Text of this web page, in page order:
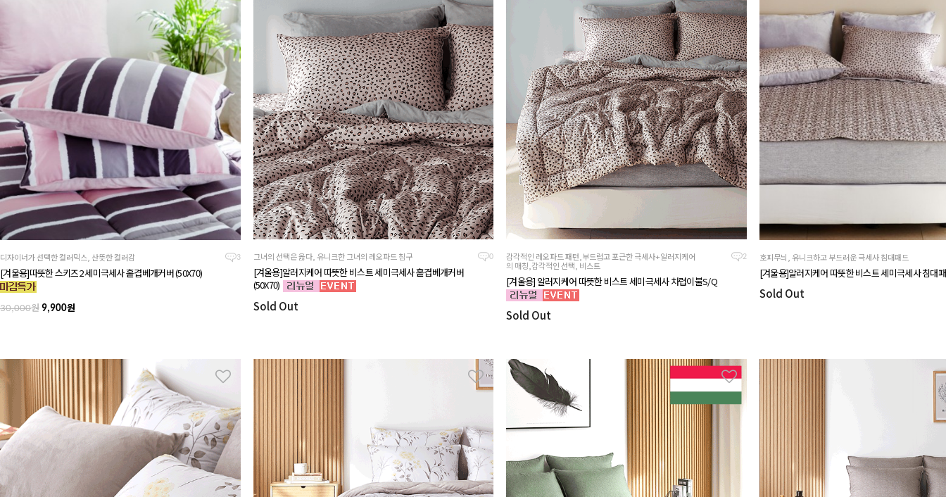
3
디자이너가 선택한 컬러믹스, 산뜻한 컬러감
[겨울용]따뜻한 스키즈2 세미극세사 홑겹베개커버 (50X70)
30,000원 9,900원
0
그녀의 선택은 옳다, 유니크한 그녀의 레오파드 침구
[겨울용]알러지케어 따뜻한 비스트 세미극세사 홑겹베개커버
(50X70)
Sold Out
2
감각적인 레오파드 패턴,부드럽고 포근한 극세사+알러지케어
의 매칭,감각적인 선택, 비스트
[겨울용] 알러지케어 따뜻한 비스트 세미극세사 차렵이불S/Q
Sold Out
호피무늬, 유니크하고 부드러운 극세사 침대패드
[겨울용]알러지케어 따뜻한 비스트 세미극세사 침대
Sold Out